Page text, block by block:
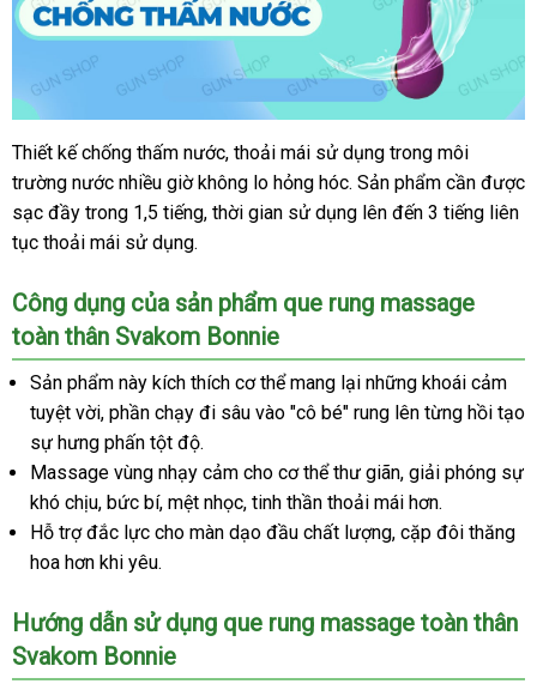
Thiết kế chống thấm nước, thoải mái sử dụng trong môi
trường nước nhiều giờ không lo hỏng hóc. Sản phẩm cần được
sạc đầy trong 1,5 tiếng, thời gian sử dụng lên đến 3 tiếng liên
tục thoải mái sử dụng.
Công dụng của sản phẩm que rung massage
toàn thân Svakom Bonnie
Sản phẩm này kích thích cơ thể mang lại những khoái cảm
tuyệt vời, phần chạy đi sâu vào "cô bé" rung lên từng hồi tạo
sự hưng phấn tột độ.
Massage vùng nhạy cảm cho cơ thể thư giãn, giải phóng sự
khó chịu, bức bí, mệt nhọc, tinh thần thoải mái hơn.
Hỗ trợ đắc lực cho màn dạo đầu chất lượng, cặp đôi thăng
hoa hơn khi yêu.
Hướng dẫn sử dụng que rung massage toàn thân
Svakom Bonnie